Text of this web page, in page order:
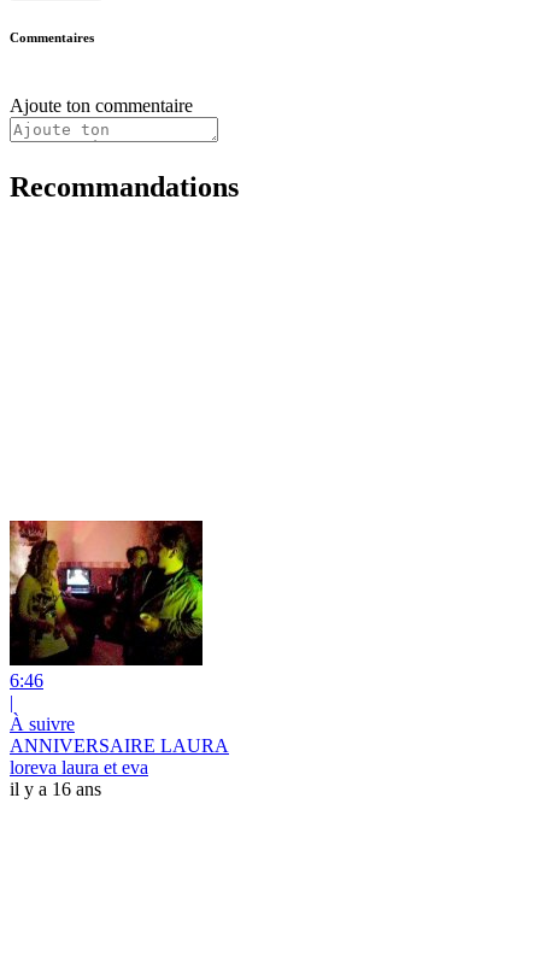
Commentaires
Ajoute ton commentaire
Recommandations
6:46
|
À suivre
ANNIVERSAIRE LAURA
loreva laura et eva
il y a 16 ans